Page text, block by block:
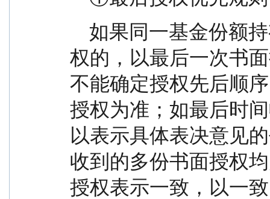
权的，以最后一次书
不能确定授权先后顺
授权为准；如最后时
以表示具体表决意见
收到的多份书面授权
授权表示一致，以一